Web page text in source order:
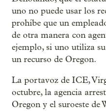
uno no puede usar los
prohíbe que un
de otra manera con
ejemplo, si uno utiliza
un recurso de Oregon.
La portavoz de ICE,
octubre, la agencia
Oregon y el suroeste de